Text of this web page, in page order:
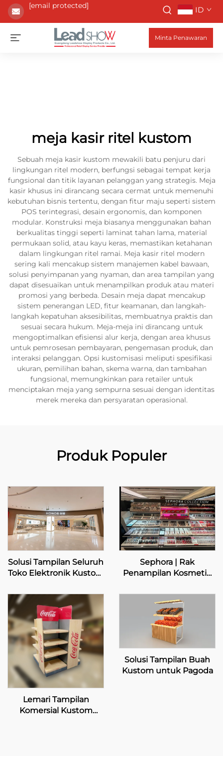
[email protected] ID
Minta Penawaran
meja kasir ritel kustom
Sebuah meja kasir kustom mewakili batu penjuru dari
lingkungan ritel modern, berfungsi sebagai tempat kerja
fungsional dan titik layanan pelanggan yang strategis. Meja
kasir khusus ini dirancang secara cermat untuk memenuhi
kebutuhan bisnis tertentu, dengan fitur maju seperti sistem
POS terintegrasi, desain ergonomis, dan komponen
modular. Konstruksi meja biasanya menggunakan bahan
berkualitas tinggi seperti laminat tahan lama, material
permukaan solid, atau kayu keras, memastikan ketahanan
dalam lingkungan ritel ramai. Meja kasir ritel modern
sering kali mencakup sistem manajemen kabel bawaan,
solusi penyimpanan yang nyaman, dan area tampilan yang
dapat disesuaikan untuk menampilkan produk atau materi
promosi yang berbeda. Desain meja dapat mencakup
sistem penerangan LED, fitur keamanan, dan langkah-
langkah kepatuhan aksesibilitas, membuatnya praktis dan
sesuai secara hukum. Meja-meja ini dirancang untuk
mengoptimalkan efisiensi alur kerja, dengan area khusus
untuk pemrosesan pembayaran, pengemasan produk, dan
interaksi pelanggan. Opsi kustomisasi meliputi spesifikasi
ukuran, pemilihan bahan, skema warna, dan tambahan
fungsional, memungkinkan para retailer untuk
menciptakan meja yang sempurna sesuai dengan identitas
merek mereka dan persyaratan operasional.
Produk Populer
Solusi Tampilan Seluruh
Toko Elektronik Kustom
Sephora | Rak
Penampilan Kosmetik
Lemari Tampilan
Komersial Kustom
Solusi Tampilan Buah
Kustom untuk Pagoda